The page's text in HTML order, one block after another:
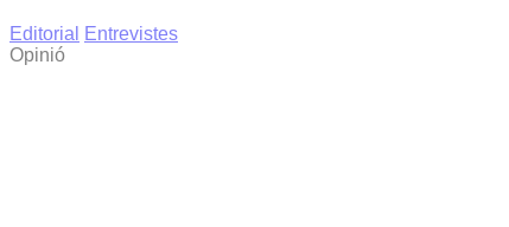
Editorial
Entrevistes
Opinió